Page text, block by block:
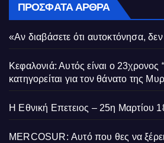
ΠΡΌΣΦΑΤΑ ΆΡΘΡΑ
«Αν διαβάσετε ότι αυτοκτόνησα,
Κεφαλονιά: Αυτός είναι ο 23χρονος
κατηγορείται για τον θάνατο της
Η Εθνική Επετειος – 25η Μαρτίου
MERCOSUR: Αυτό που θες να